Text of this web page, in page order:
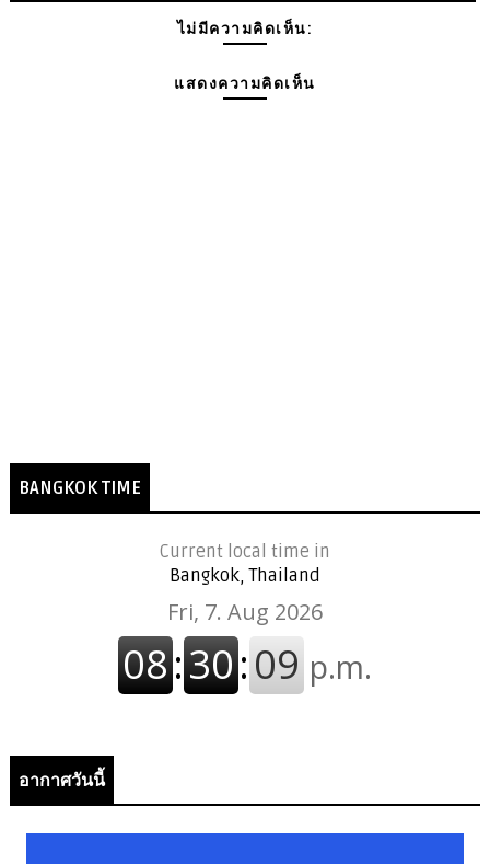
ไม่มีความคิดเห็น:
แสดงความคิดเห็น
BANGKOK TIME
Current local time in
Bangkok, Thailand
อากาศวันนี้